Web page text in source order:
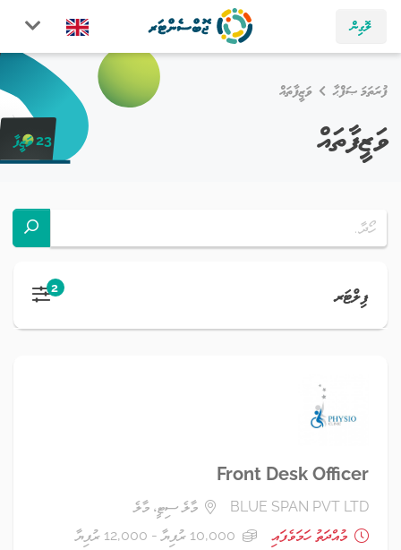
ލޮގިން
ފުރަތަމަ ޞަފްޙާ ވަޒީފާތައް
ވަޒީފާތައް 23 ވަޒީފާ
ފިލްޓަރ 2
Front Desk Officer
BLUE SPAN PVT LTD
މާލެ ސިޓީ، މާލެ
މުއްދަތު ހަމަވެފައި
10,000 ރުފިޔާ - 12,000 ރުފިޔާ